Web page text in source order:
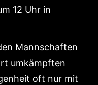
12 Uhr in
Mannschaften
umkämpften
oft nur mit